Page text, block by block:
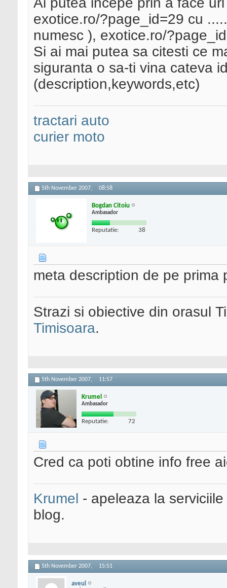
exotice.ro/?page_id=29 cu
numesc ), exotice.ro/
Si ai mai putea sa citesti ce
siguranta o sa-ti vina cateva
(description,keywords,etc)
tractari auto
curier moto
5th November 2007, 08:58
Bogdan Citoiu
Ambasador
Reputatie: 38
meta description de pe prima
Strazi si obiective din orasul
Timisoara.
5th November 2007, 11:57
Krumel
Ambasador
Reputatie: 72
Cred ca poti obtine info free
Krumel - apeleaza la
blog.
5th November 2007, 15:51
aveul